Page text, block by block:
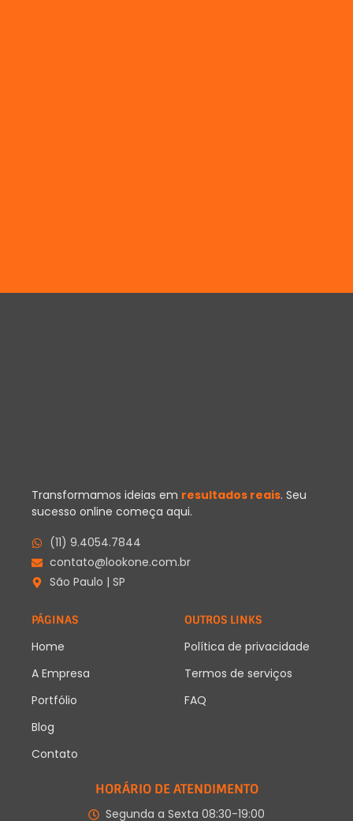
Transformamos ideias em resultados reais. Seu
sucesso online começa aqui.
(11) 9.4054.7844
contato@lookone.com.br
São Paulo | SP
PÁGINAS
Home
A Empresa
Portfólio
Blog
Contato
OUTROS LINKS
Política de privacidade
Termos de serviços
FAQ
HORÁRIO DE ATENDIMENTO
Segunda a Sexta 08:30-19:00